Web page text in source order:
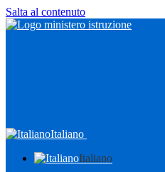
Salta al contenuto
Italiano
Italiano